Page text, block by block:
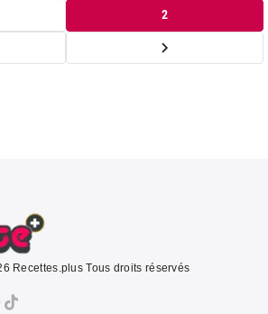
2
Recettes.plus Tous droits réservés